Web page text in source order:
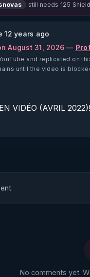
still needs 125
12 years ago
August 31, 2026 —
and replicated on
until the video is
VIDÉO (AVRIL 2022)!
No comments yet.